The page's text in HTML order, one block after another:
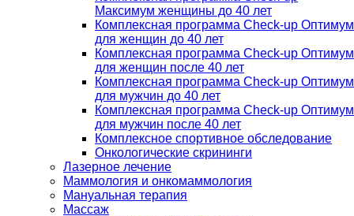
Максимум женщины до 40 лет
Комплексная программа Check-up Оптимум
для женщин до 40 лет
Комплексная программа Check-up Оптимум
для женщин после 40 лет
Комплексная программа Check-up Оптимум
для мужчин до 40 лет
Комплексная программа Check-up Оптимум
для мужчин после 40 лет
Комплексное спортивное обследование
Онкологические скрининги
Лазерное лечение
Маммология и онкомаммология
Мануальная терапия
Массаж